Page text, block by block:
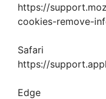
https://
cookies-remove-
Safari
https://
Edge